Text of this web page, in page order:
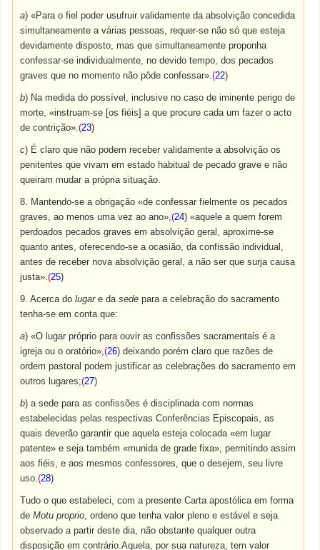
a) «Para o fiel poder usufruir validamente da absolvição concedida
simultaneamente a várias pessoas, requer-se não só que esteja
devidamente disposto, mas que simultaneamente proponha
confessar-se individualmente, no devido tempo, dos pecados
graves que no momento não pôde confessar».(22)
b) Na medida do possível, inclusive no caso de iminente perigo de
morte, «instruam-se [os fiéis] a que procure cada um fazer o acto
de contrição».(23)
c) É claro que não podem receber validamente a absolvição os
penitentes que vivam em estado habitual de pecado grave e não
queiram mudar a própria situação.
8. Mantendo-se a obrigação «de confessar fielmente os pecados
graves, ao menos uma vez ao ano»,(24) «aquele a quem forem
perdoados pecados graves em absolvição geral, aproxime-se
quanto antes, oferecendo-se a ocasião, da confissão individual,
antes de receber nova absolvição geral, a não ser que surja causa
justa».(25)
9. Acerca do lugare dasede para a celebração do sacramento
tenha-se em conta que:
a) «O lugar próprio para ouvir as confissões sacramentais é a
igreja ou o oratório»,(26) deixando porém claro que razões de
ordem pastoral podem justificar as celebrações do sacramento em
outros lugares;(27)
b) a sede para as confissões é disciplinada com normas
estabelecidas pelas respectivas Conferências Episcopais, as
quais deverão garantir que aquela esteja colocada «em lugar
patente» e seja também «munida de grade fixa», permitindo assim
aos fiéis, e aos mesmos confessores, que o desejem, seu livre
uso.(28)
Tudo o que estabeleci, com a presente Carta apostólica em forma
deMotu proprio, ordeno que tenha valor pleno e estável e seja
observado a partir deste dia, não obstante qualquer outra
disposição em contrário.Aquela, por sua natureza, tem valor